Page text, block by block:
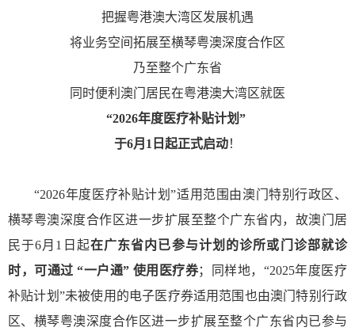
把握粤港澳大湾区发展机遇
将业务空间拓展至横琴粤澳深度合作区
乃至整个广东省
同时便利澳门居民在粤港澳大湾区就医
“2026年度医疗补贴计划”
于6月1日起正式启动！
“2026年度医疗补贴计划”适用范围由澳门特别行政区、
横琴粤澳深度合作区进一步扩展至整个广东省内，故澳门居
民于6月1日起在广东省内已参与计划的诊所或门诊部就诊
时，可通过 “一户通” 使用医疗券；同样地，“2025年度医疗
补贴计划”未被使用的电子医疗券适用范围也由澳门特别行政
区、横琴粤澳深度合作区进一步扩展至整个广东省内已参与